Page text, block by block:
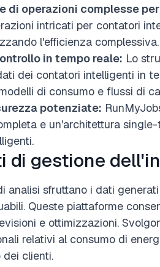
di operazioni complesse
intricati per contatori
l'efficienza complessiva.
in tempo reale: Lo
dei contatori intelligenti in
di consumo e flussi di
potenziate:
e un'architettura
di gestione
analisi sfruttano i dati
Queste piattaforme
e ottimizzazioni.
relativi al consumo di
clienti.